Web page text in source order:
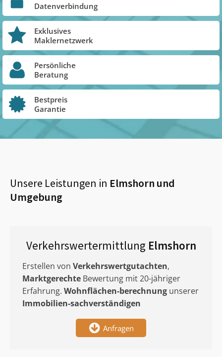
Datenverbindung
Exklusives
Maklernetzwerk
Persönliche
Beratung
Bestpreis
Garantie
Unsere Leistungen in Elmshorn und
Umgebung
Verkehrswertermittlung Elmshorn
Erstellen von Verkehrswertgutachten,
Marktgerechte Bewertung mit 20-jähriger
Erfahrung. Wohnflächen-berechnung unserer
Immobilien-sachverständigen
Anfragen